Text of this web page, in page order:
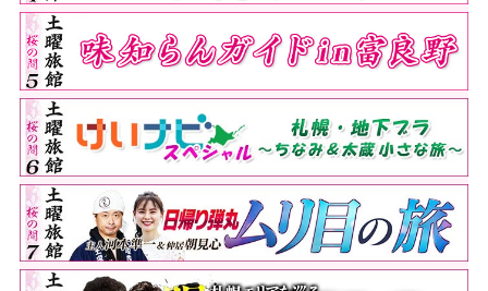
【陸上】青木アリエが競技続行を明言 きっ
かけは日本選手権「悔しい思いをして良かっ
た」[08/08]
１１歳演歌歌手・西山琳久 熊本にエール
「歌を通して少しでも元気や笑顔を届けられ
たら」[08/08]
福岡県警の熊本支援部隊 福岡に戻る
[08/08]